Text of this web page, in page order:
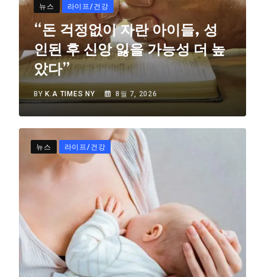
뉴스 라이프/건강
“돈 걱정없이 자란 아이들, 성
인된 후 신앙 잃을 가능성 더 높
았다”
BY K.A TIMES NY 8월 7, 2026
뉴스 라이프/건강